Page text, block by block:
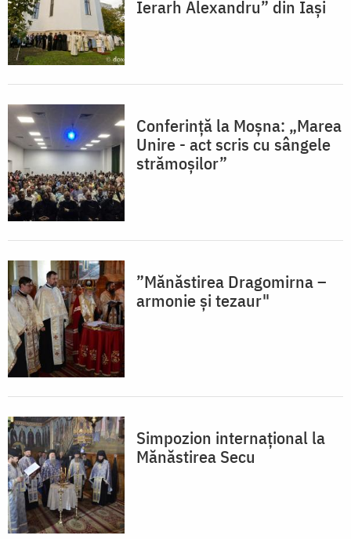
Ierarh Alexandru” din Iași
Conferință la Moșna: „Marea
Unire - act scris cu sângele
strămoşilor”
”Mănăstirea Dragomirna –
armonie și tezaur"
Simpozion internaţional la
Mănăstirea Secu